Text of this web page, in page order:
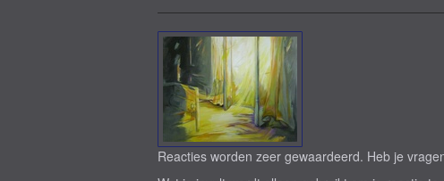
Reacties worden zeer gewaardeerd. Heb je